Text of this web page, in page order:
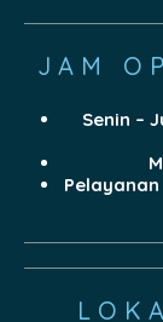
JAM
Senin –